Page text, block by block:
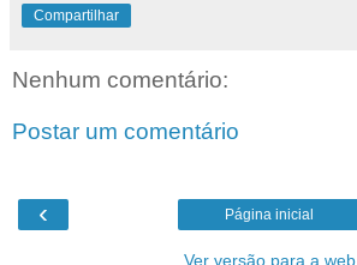
Compartilhar
Nenhum comentário:
Postar um comentário
‹ Página inicial
Ver versão para a web